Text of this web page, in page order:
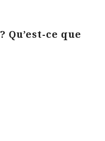
Qu’est-ce que